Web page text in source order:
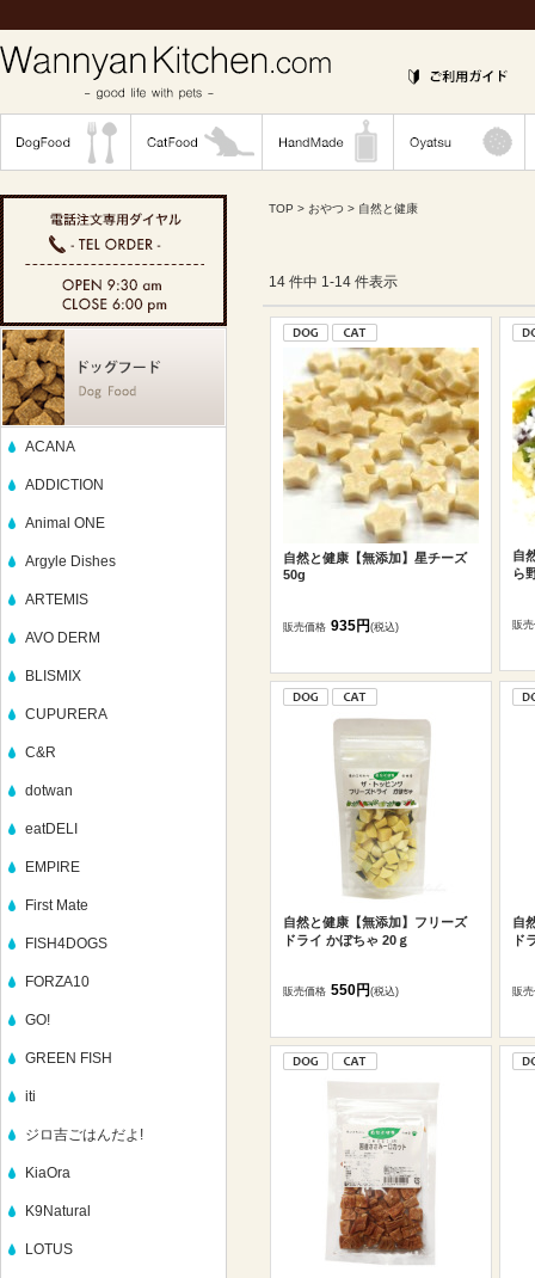
ACANA
ADDICTION
Animal ONE
Argyle Dishes
ARTEMIS
AVO DERM
BLISMIX
CUPURERA
C&R
dotwan
eatDELI
EMPIRE
First Mate
FISH4DOGS
FORZA10
GO!
GREEN FISH
iti
ジロ吉ごはんだよ!
KiaOra
K9Natural
LOTUS
TOP > おやつ > 自然と健康
14 件中 1-14 件表示
自然と健康【無添加】星チーズ
50g
販売価格 935円(税込)
自
ら
販
自然と健康【無添加】フリーズ
ドライ かぼちゃ 20ｇ
販売価格 550円(税込)
自
ド
販